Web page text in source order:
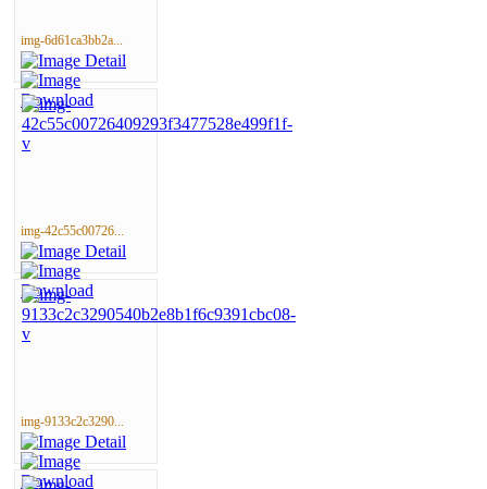
img-6d61ca3bb2a...
img-42c55c00726...
img-9133c2c3290...